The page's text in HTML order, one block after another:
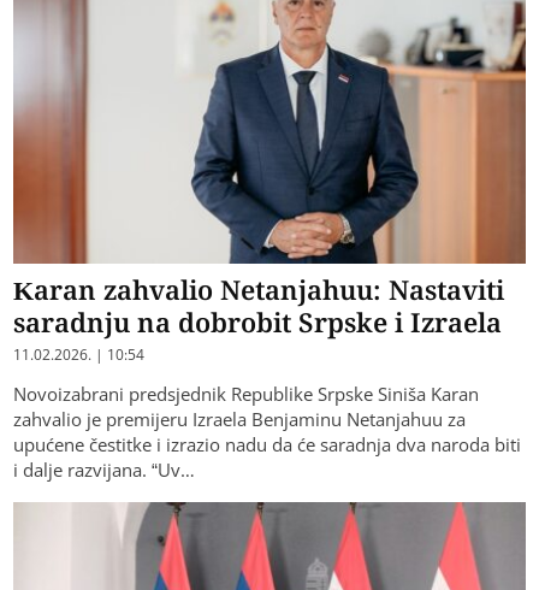
Karan zahvalio Netanjahuu: Nastaviti
saradnju na dobrobit Srpske i Izraela
11.02.2026. | 10:54
Novoizabrani predsjednik Republike Srpske Siniša Karan
zahvalio je premijeru Izraela Benjaminu Netanjahuu za
upućene čestitke i izrazio nadu da će saradnja dva naroda biti
i dalje razvijana. “Uv…